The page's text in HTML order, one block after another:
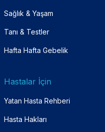
Sağlık & Yaşam
Tanı & Testler
Hafta Hafta Gebelik
Hastalar İçin
Yatan Hasta Rehberi
Hasta Hakları